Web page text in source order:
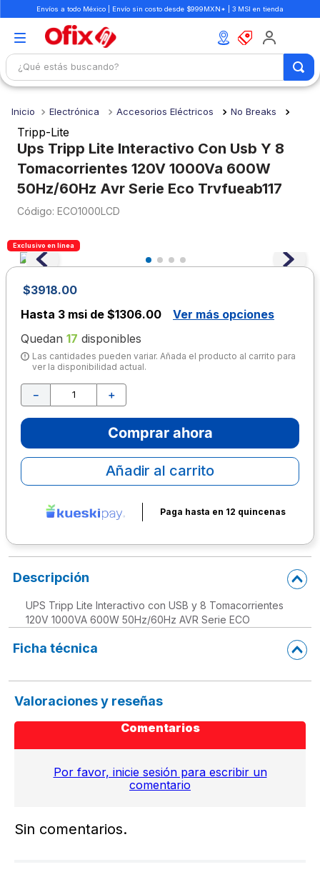
Envíos a todo México | Envío sin costo desde $999MXN* | 3 MSI en tienda
¿Qué estás buscando?
Electrónica Accesorios Eléctricos No Breaks
Tripp-Lite
Ups Tripp Lite Interactivo Con Usb Y 8
Tomacorrientes 120V 1000Va 600W
50Hz/60Hz Avr Serie Eco Trvfueab117
: ECO1000LCD
Exclusivo en línea
$3918.00
Hasta 3 msi de $1306.00
Ver más opciones
Quedan 17 disponibles
Las cantidades pueden variar. Añada el producto al carrito para
ver la disponibilidad actual.
＋
－
Comprar ahora
Añadir al carrito
Paga hasta en 12 quincenas
Descripción
UPS Tripp Lite Interactivo con USB y 8 Tomacorrientes
120V 1000VA 600W 50Hz/60Hz AVR Serie ECO
Ficha técnica
Valoraciones y reseñas
Comentarios
Por favor, inicie sesión para escribir un
comentario
Sin comentarios.
1.
mochilas
2.
libretas
3.
cuaderno
4.
cuadernos
5.
colores
6.
boligrafo
7.
escritorio
8.
sacapuntas
9.
lapiz
10. escolar